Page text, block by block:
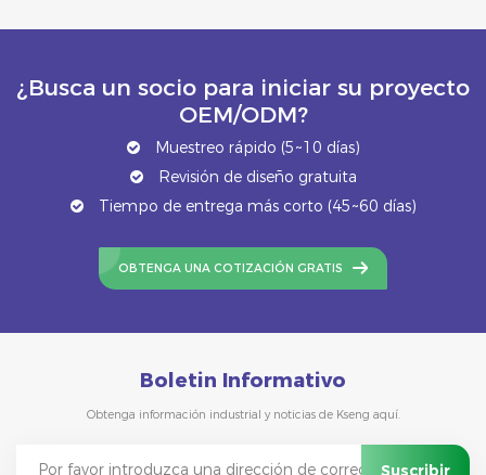
¿Busca un socio para iniciar su proyecto
OEM/ODM?
Muestreo rápido (5~10 días)
Revisión de diseño gratuita
Tiempo de entrega más corto (45~60 días)
OBTENGA UNA COTIZACIÓN GRATIS
Boletin Informativo
Obtenga información industrial y noticias de Kseng aquí.